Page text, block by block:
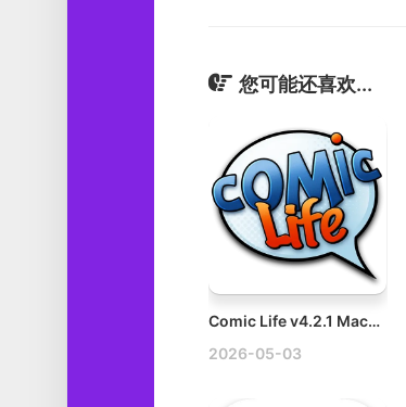
您可能还喜欢...
Comic Life v4.2.1 Mac漫画制作工具破解版
2026-05-03